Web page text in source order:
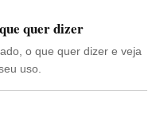
quer dizer
o que quer dizer e veja
uso.